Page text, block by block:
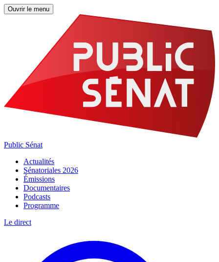
Ouvrir le menu
Public Sénat
Actualités
Sénatoriales 2026
Émissions
Documentaires
Podcasts
Programme
Le direct